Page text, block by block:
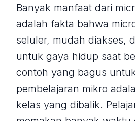
Banyak manfaat dari
adalah fakta bahwa
seluler, mudah diakses,
untuk gaya hidup saat
contoh yang bagus
pembelajaran mikro
kelas yang dibalik.